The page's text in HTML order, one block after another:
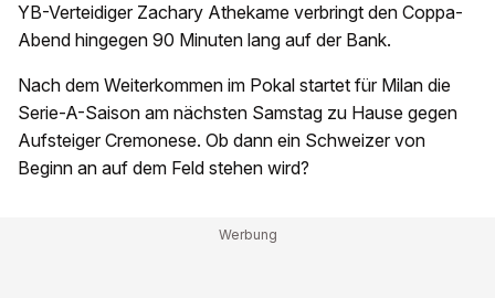
YB-Verteidiger Zachary Athekame verbringt den Coppa-
Abend hingegen 90 Minuten lang auf der Bank.
Nach dem Weiterkommen im Pokal startet für Milan die
Serie-A-Saison am nächsten Samstag zu Hause gegen
Aufsteiger Cremonese. Ob dann ein Schweizer von
Beginn an auf dem Feld stehen wird?